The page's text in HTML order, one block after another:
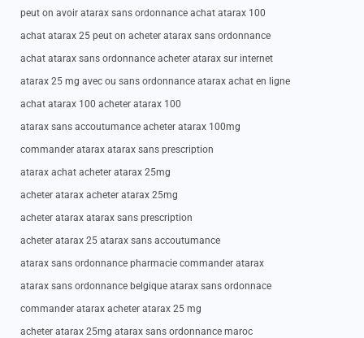
peut on avoir atarax sans ordonnance achat atarax 100
achat atarax 25 peut on acheter atarax sans ordonnance
achat atarax sans ordonnance acheter atarax sur internet
atarax 25 mg avec ou sans ordonnance atarax achat en ligne
achat atarax 100 acheter atarax 100
atarax sans accoutumance acheter atarax 100mg
commander atarax atarax sans prescription
atarax achat acheter atarax 25mg
acheter atarax acheter atarax 25mg
acheter atarax atarax sans prescription
acheter atarax 25 atarax sans accoutumance
atarax sans ordonnance pharmacie commander atarax
atarax sans ordonnance belgique atarax sans ordonnace
commander atarax acheter atarax 25 mg
acheter atarax 25mg atarax sans ordonnance maroc